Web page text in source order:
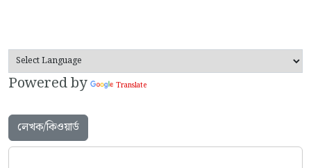
Powered by Translate
লেখক/কিওয়ার্ড